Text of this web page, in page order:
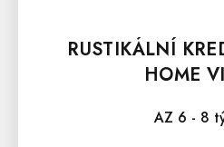
RUSTIKÁLNÍ
HOME
AZ 6 - 8